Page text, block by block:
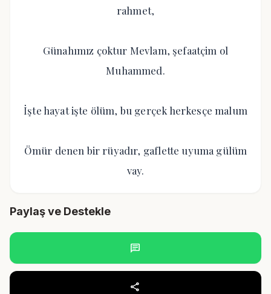
rahmet,
Günahımız çoktur Mevlam, şefaatçim ol
Muhammed.
İşte hayat işte ölüm, bu gerçek herkesçe malum
Ömür denen bir rüyadır, gaflette uyuma gülüm
vay.
Paylaş ve Destekle
chat
share